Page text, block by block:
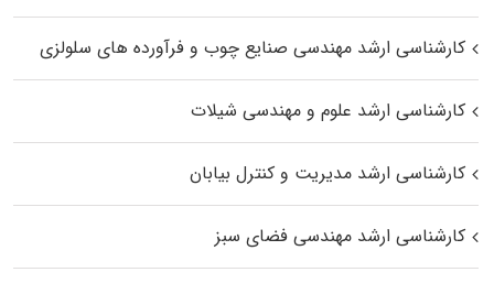
کارشناسی ارشد مهندسی صنایع چوب و فرآورده‌ های سلولزی
کارشناسی ارشد علوم و مهندسی شیلات
کارشناسی ارشد مدیریت و کنترل بیابان
کارشناسی ارشد مهندسی فضای سبز